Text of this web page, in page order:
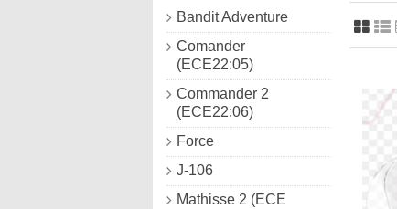
Bandit Adventure
Comander
(ECE22:05)
Commander 2
(ECE22:06)
Force
J-106
Mathisse 2 (ECE